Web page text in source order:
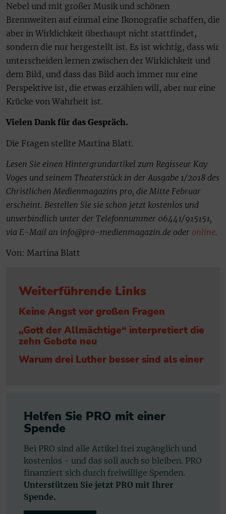
Nebel und mit großer Musik und schönen
Brennweiten auf einmal eine Ikonografie schaffen, die
aber in Wirklichkeit überhaupt nicht stattfindet,
sondern die nur hergestellt ist. Es ist wichtig, dass wir
unterscheiden lernen zwischen der Wirklichkeit und
dem Bild, und dass das Bild auch immer nur eine
Perspektive ist, die etwas erzählen will, aber nur eine
Krücke von Wahrheit ist.
Vielen Dank für das Gespräch.
Die Fragen stellte Martina Blatt.
Lesen Sie einen Hintergrundartikel zum Regisseur Kay
Voges und seinem Theaterstück in der Ausgabe 1/2018 des
Christlichen Medienmagazins pro, die Mitte Februar
erscheint. Bestellen Sie sie schon jetzt kostenlos und
unverbindlich unter der Telefonnummer 06441/915151,
via E-Mail an info@pro-medienmagazin.de oder online.
Von: Martina Blatt
Weiterführende Links
Keine Angst vor großen Fragen
„Gott der Allmächtige“ interpretiert die
zehn Gebote neu
Warum drei Luther besser sind als einer
Helfen Sie PRO mit einer
Spende
Bei PRO sind alle Artikel frei zugänglich und
kostenlos - und das soll auch so bleiben. PRO
finanziert sich durch freiwillige Spenden.
Unterstützen Sie jetzt PRO mit Ihrer
Spende.